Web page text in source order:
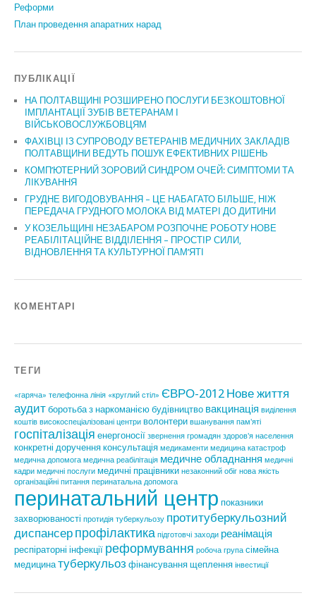
Реформи
План проведення апаратних нарад
ПУБЛІКАЦІЇ
НА ПОЛТАВЩИНІ РОЗШИРЕНО ПОСЛУГИ БЕЗКОШТОВНОЇ
ІМПЛАНТАЦІЇ ЗУБІВ ВЕТЕРАНАМ І
ВІЙСЬКОВОСЛУЖБОВЦЯМ
ФАХІВЦІ ІЗ СУПРОВОДУ ВЕТЕРАНІВ МЕДИЧНИХ ЗАКЛАДІВ
ПОЛТАВЩИНИ ВЕДУТЬ ПОШУК ЕФЕКТИВНИХ РІШЕНЬ
КОМП’ЮТЕРНИЙ ЗОРОВИЙ СИНДРОМ ОЧЕЙ: СИМПТОМИ ТА
ЛІКУВАННЯ
ГРУДНЕ ВИГОДОВУВАННЯ – ЦЕ НАБАГАТО БІЛЬШЕ, НІЖ
ПЕРЕДАЧА ГРУДНОГО МОЛОКА ВІД МАТЕРІ ДО ДИТИНИ
У КОЗЕЛЬЩИНІ НЕЗАБАРОМ РОЗПОЧНЕ РОБОТУ НОВЕ
РЕАБІЛІТАЦІЙНЕ ВІДДІЛЕННЯ – ПРОСТІР СИЛИ,
ВІДНОВЛЕННЯ ТА КУЛЬТУРНОЇ ПАМ’ЯТІ
КОМЕНТАРІ
ТЕГИ
«гаряча» телефонна лінія «круглий стіл» ЄВРО-2012 Нове життя
аудит боротьба з наркоманією будівництво вакцинація виділення
коштів високоспеціалізовані центри волонтери вшанування пам'яті
госпіталізація енергоносії звернення громадян здоров'я населення
конкретні доручення консультація медикаменти медицина катастроф
медична допомога медична реабілітація медичне обладнання медичні
кадри медичні послуги медичні працівники незаконний обіг нова якість
організаційні питання перинатальна допомога
перинатальний центр показники
захворюваності протидія туберкульозу протитуберкульозний
диспансер профілактика підготовчі заходи реанімація
респіраторні інфекції реформування робоча група сімейна
медицина туберкульоз фінансування щеплення інвестиції